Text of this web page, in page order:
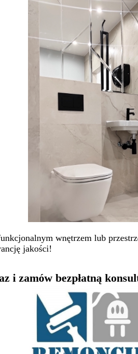
wnętrzem lub
jakości!
i zamów bezpłatną